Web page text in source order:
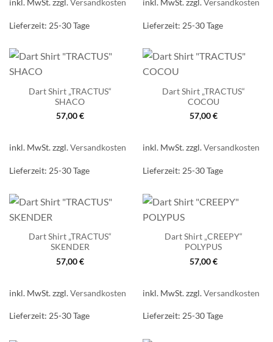
inkl. MwSt.zzgl.Versandkosten
Lieferzeit: 25-30 Tage
inkl. MwSt.zzgl.Versandkosten
Lieferzeit: 25-30 Tage
Dart Shirt „TRACTUS“
SHACO
57,00€
inkl. MwSt.zzgl.Versandkosten
Lieferzeit: 25-30 Tage
Dart Shirt „TRACTUS“
COCOU
57,00€
inkl. MwSt.zzgl.Versandkosten
Lieferzeit: 25-30 Tage
Dart Shirt „TRACTUS“
SKENDER
57,00€
inkl. MwSt.zzgl.Versandkosten
Lieferzeit: 25-30 Tage
Dart Shirt „CREEPY“
POLYPUS
57,00€
inkl. MwSt.zzgl.Versandkosten
Lieferzeit: 25-30 Tage